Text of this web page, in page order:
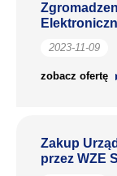
2023-11-09
zobacz ofertę
Zakup
przez WZE